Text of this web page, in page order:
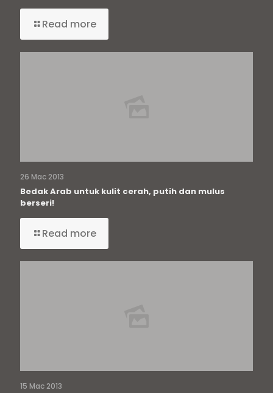
Read more
26 Mac 2013
Bedak Arab untuk kulit cerah, putih dan mulus
berseri!
Read more
15 Mac 2013